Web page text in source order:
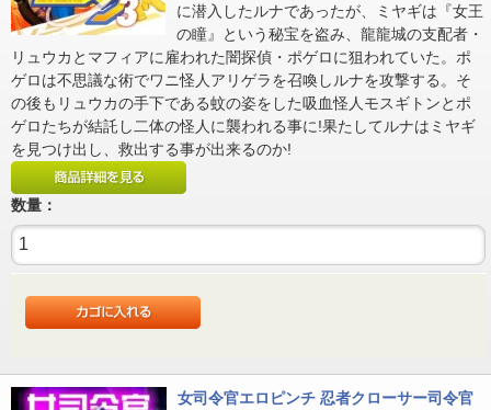
に潜入したルナであったが、ミヤギは『女王
の瞳』という秘宝を盗み、龍龍城の支配者・
リュウカとマフィアに雇われた闇探偵・ポゲロに狙われていた。ポ
ゲロは不思議な術でワニ怪人アリゲラを召喚しルナを攻撃する。そ
の後もリュウカの手下である蚊の姿をした吸血怪人モスギトンとポ
ゲロたちが結託し二体の怪人に襲われる事に!果たしてルナはミヤギ
を見つけ出し、救出する事が出来るのか!
数量：
女司令官エロピンチ 忍者クローサー司令官